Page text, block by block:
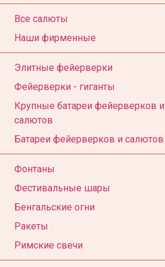
Все салюты
Наши фирменные
Элитные фейерверки
Фейерверки - гиганты
Крупные батареи фейерверков и
салютов
Батареи фейерверков и салютов
Фонтаны
Фестивальные шары
Бенгальские огни
Ракеты
Римские свечи